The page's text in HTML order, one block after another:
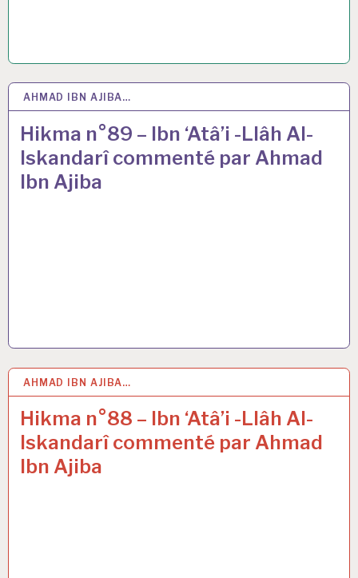
AHMAD IBN AJIBA…
Hikma n°89 – Ibn ‘Atâ’i -Llâh Al-
Iskandarî commenté par Ahmad
Ibn Ajiba
2 AVR 2021
AHMAD IBN AJIBA…
Hikma n°88 – Ibn ‘Atâ’i -Llâh Al-
Iskandarî commenté par Ahmad
Ibn Ajiba
26 MAR 2021